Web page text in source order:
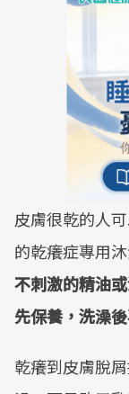
皮膚很乾的人
的乾癢症專用
不刺激的精油
先保養，洗澡
乾癢到皮膚脫